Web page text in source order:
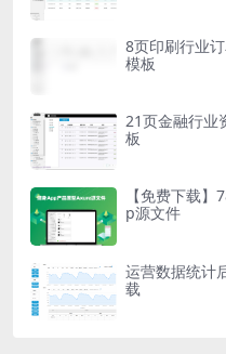
8页印刷行业
模板
21页金融行业
板
【免费下载
p源文件
运营数据统计
载